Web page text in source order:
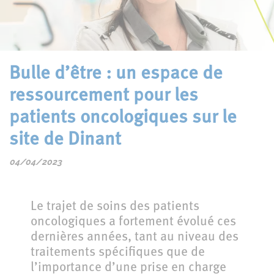
Bulle d’être : un espace de
ressourcement pour les
patients oncologiques sur le
site de Dinant
04/04/2023
Le trajet de soins des patients
oncologiques a fortement évolué ces
dernières années, tant au niveau des
traitements spécifiques que de
l’importance d’une prise en charge